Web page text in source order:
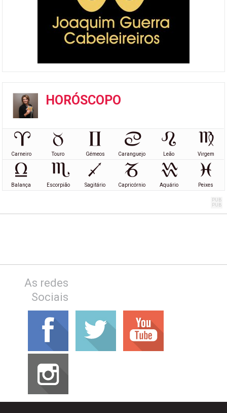
HORÓSCOPO
Carneiro Touro Gémeos Caranguejo Leão Virgem
Balança Escorpião Sagitário Capricórnio Aquário Peixes
As redes
Sociais